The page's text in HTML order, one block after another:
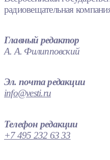
радиовещательная
Главный редактор
А. А. Филипповский
Эл. почта редакции
info@vesti.ru
Телефон редакции
+7 495 232 63 33